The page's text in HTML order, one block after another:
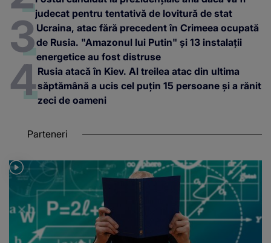
judecat pentru tentativă de lovitură de stat
Ucraina, atac fără precedent în Crimeea ocupată
de Rusia. "Amazonul lui Putin" și 13 instalații
energetice au fost distruse
Rusia atacă în Kiev. Al treilea atac din ultima
săptămână a ucis cel puțin 15 persoane și a rănit
zeci de oameni
Parteneri